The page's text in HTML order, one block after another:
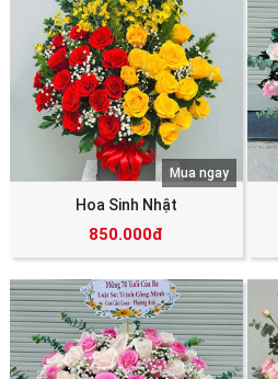
Hoa Sinh Nhật
850.000đ
Mua ngay